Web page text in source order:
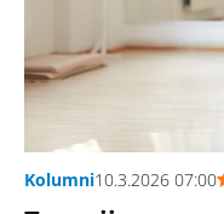
Kolumni10.3.2026 07:00